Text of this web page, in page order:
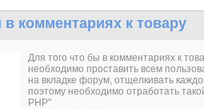
комментариях к товару
Для того что бы в комментариях к
необходимо проставить всем
на вкладке форум, отщелкивать
поэтому необходимо отработать
PHP"